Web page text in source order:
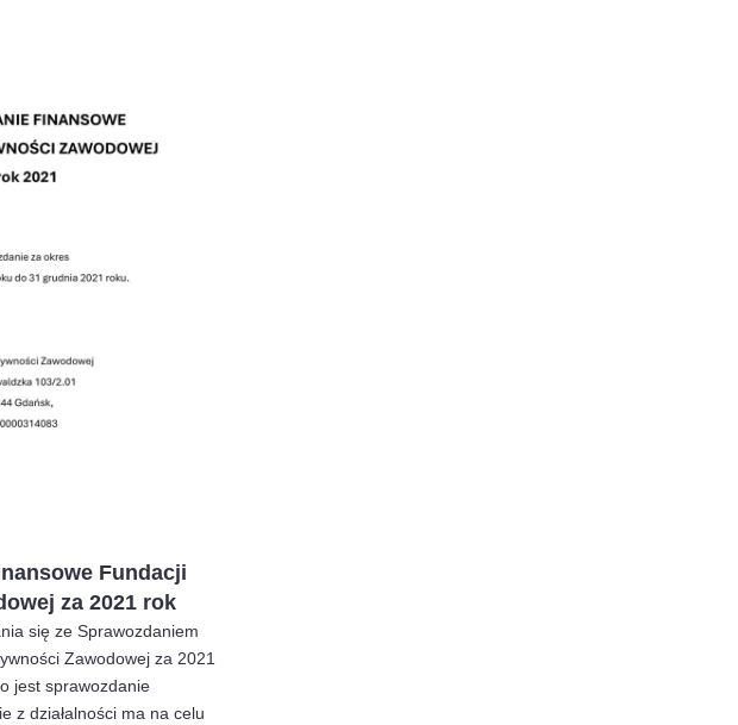
Fundacji
za 2021 rok
się ze Sprawozdaniem
Zawodowej za 2021
jest sprawozdanie
z działalności ma na celu